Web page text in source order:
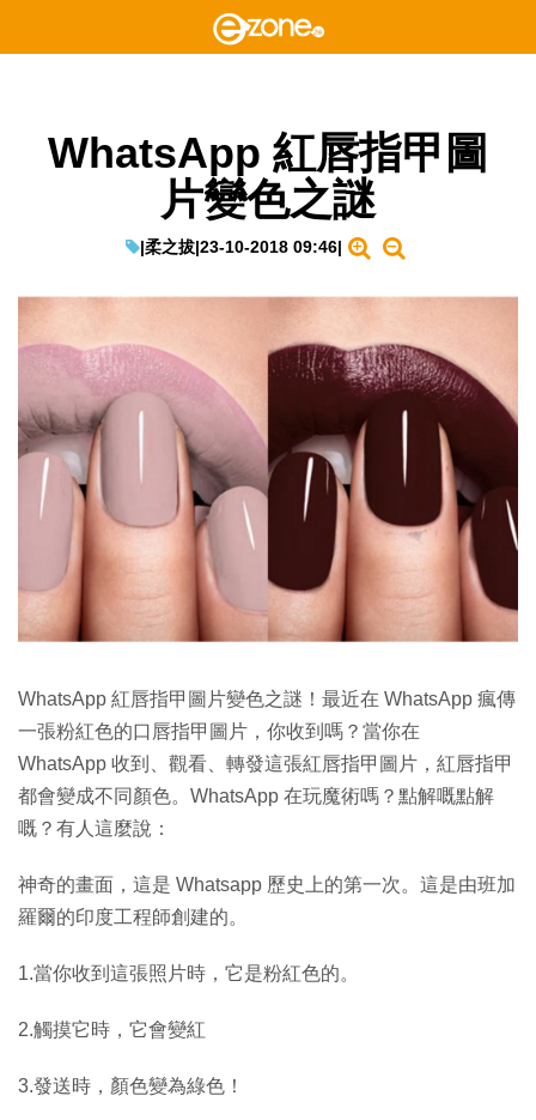
WhatsApp 紅唇指甲圖
片變色之謎
|柔之拔|23-10-2018 09:46|
WhatsApp 紅唇指甲圖片變色之謎！最近在 WhatsApp 瘋傳
一張粉紅色的口唇指甲圖片，你收到嗎？當你在
WhatsApp 收到、觀看、轉發這張紅唇指甲圖片，紅唇指甲
都會變成不同顏色。WhatsApp 在玩魔術嗎？點解嘅點解
嘅？有人這麼說：
神奇的畫面，這是 Whatsapp 歷史上的第一次。這是由班加
羅爾的印度工程師創建的。
1.當你收到這張照片時，它是粉紅色的。
2.觸摸它時，它會變紅
3.發送時，顏色變為綠色！